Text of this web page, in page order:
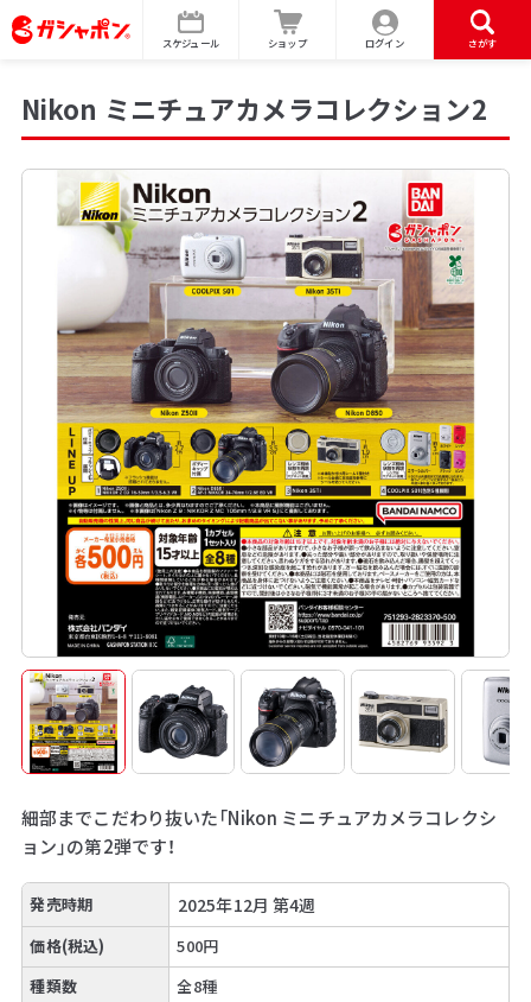
スケジュール ショップ ログイン さがす
Nikon ミニチュアカメラコレクション2
細部までこだわり抜いた「Nikon ミニチュアカメラコレクシ
ョン」の第2弾です！
発売時期 2025年12月 第4週
価格(税込)
500円
種類数
全8種